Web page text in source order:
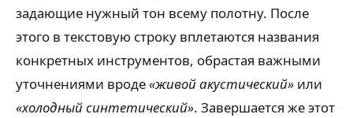
задающие нужный тон всему полотну. После
этого в текстовую строку вплетаются названия
конкретных инструментов, обрастая важными
уточнениями вроде«живой акустический» или
«холодный синтетический». Завершается же этот